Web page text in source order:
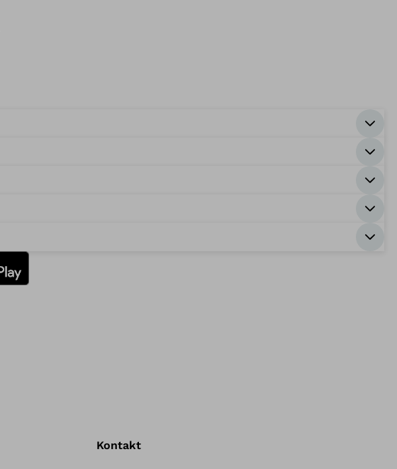
Kontakt